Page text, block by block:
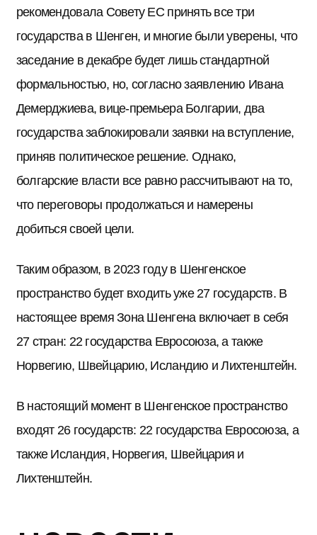
рекомендовала Совету ЕС принять все три
государства в Шенген, и многие были уверены, что
заседание в декабре будет лишь стандартной
формальностью, но, согласно заявлению Ивана
Демерджиева, вице-премьера Болгарии, два
государства заблокировали заявки на вступление,
приняв политическое решение. Однако,
болгарские власти все равно рассчитывают на то,
что переговоры продолжаться и намерены
добиться своей цели.
Таким образом, в 2023 году в Шенгенское
пространство будет входить уже 27 государств. В
настоящее время Зона Шенгена включает в себя
27 стран: 22 государства Евросоюза, а также
Норвегию, Швейцарию, Исландию и Лихтенштейн.
В настоящий момент в Шенгенское пространство
входят 26 государств: 22 государства Евросоюза, а
также Исландия, Норвегия, Швейцария и
Лихтенштейн.